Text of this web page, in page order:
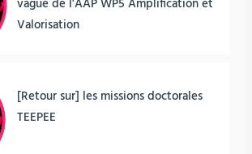
vague de l'AAP WP5 Amplification et
Valorisation
[Retour sur] les missions doctorales
TEEPEE